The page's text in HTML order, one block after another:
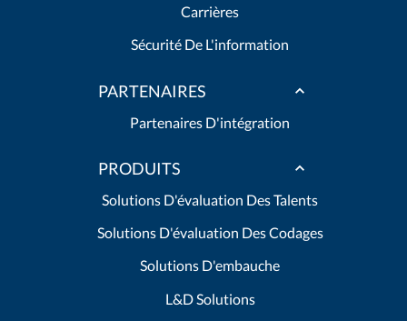
Carrières
Sécurité De L'information
PARTENAIRES
Partenaires D'intégration
PRODUITS
Solutions D'évaluation Des Talents
Solutions D'évaluation Des Codages
Solutions D'embauche
L&D Solutions